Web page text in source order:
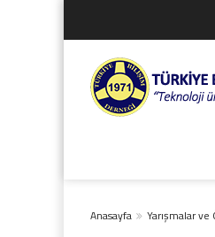
Anasayfa Yarışmalar